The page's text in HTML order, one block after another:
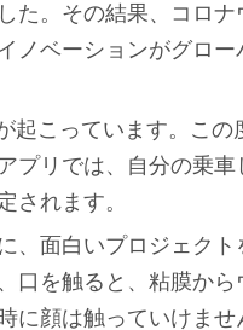
た。その結果、コロ
ノベーションがグロ
起こっています。こ
プリでは、自分の乗車
されます。
、面白いプロジェク
口を触ると、粘膜か
に顔は触っていけま